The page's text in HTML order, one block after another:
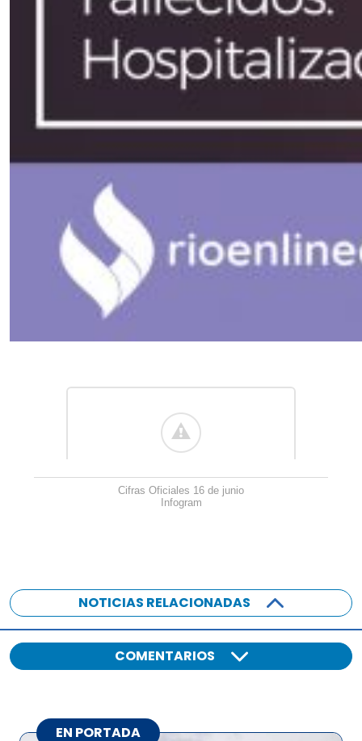
Cifras Oficiales 16 de junio
Infogram
NOTICIAS RELACIONADAS
COMENTARIOS
EN PORTADA